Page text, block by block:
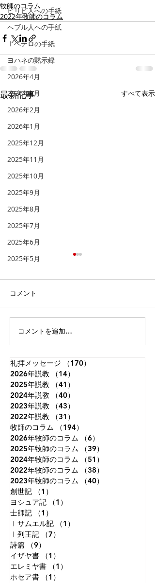
ピリピ人への手紙
へブル人への手紙
Ⅰペテロの手紙
ヨハネの黙示録
2026年4月
2026年3月
2026年2月
2026年1月
2025年12月
2025年11月
2025年10月
2025年9月
2025年8月
2025年7月
2025年6月
2025年5月
牧師のコラム
2022年牧師のコラム
最新記事 すべて表示
「天へと視線を向け
「 人とは何ものなのでしょ
う。あなたが心に留められる
とは。人のとはいったい何も
のなのでしょう。あなたが顧
と隣人とを愛して生きるよう
に造られました。しかし、私
たちは視線を自分自身にだけ
集中させがちです。本来、人
は天を見上げて生きるように
造られているのに、地上のこ
とに埋もれて生きてしまうこ
とが、苦しみもがく原因の一
つです。天に視線を向けると
は、す
コメント
コメントを追加…
礼拝メッセージ （170）
2026年説教
（14）
2025年説教
（41）
2024年説教
（40）
2023年説教
（43）
2022年説教
（31）
牧師のコラム
（194）
2026年牧師のコラム
（6）
2025年牧師のコラム
（39）
2024年牧師のコラム
（51）
2022年牧師のコラム
（38）
2023年牧師のコラム
（40）
創世記
（1）
ヨシュア記
（1）
士師記
（1）
Ⅰサムエル記
（1）
Ⅰ列王記
（7）
詩篇
（9）
イザヤ書
（1）
エレミヤ書
（1）
ホセア書
（1）